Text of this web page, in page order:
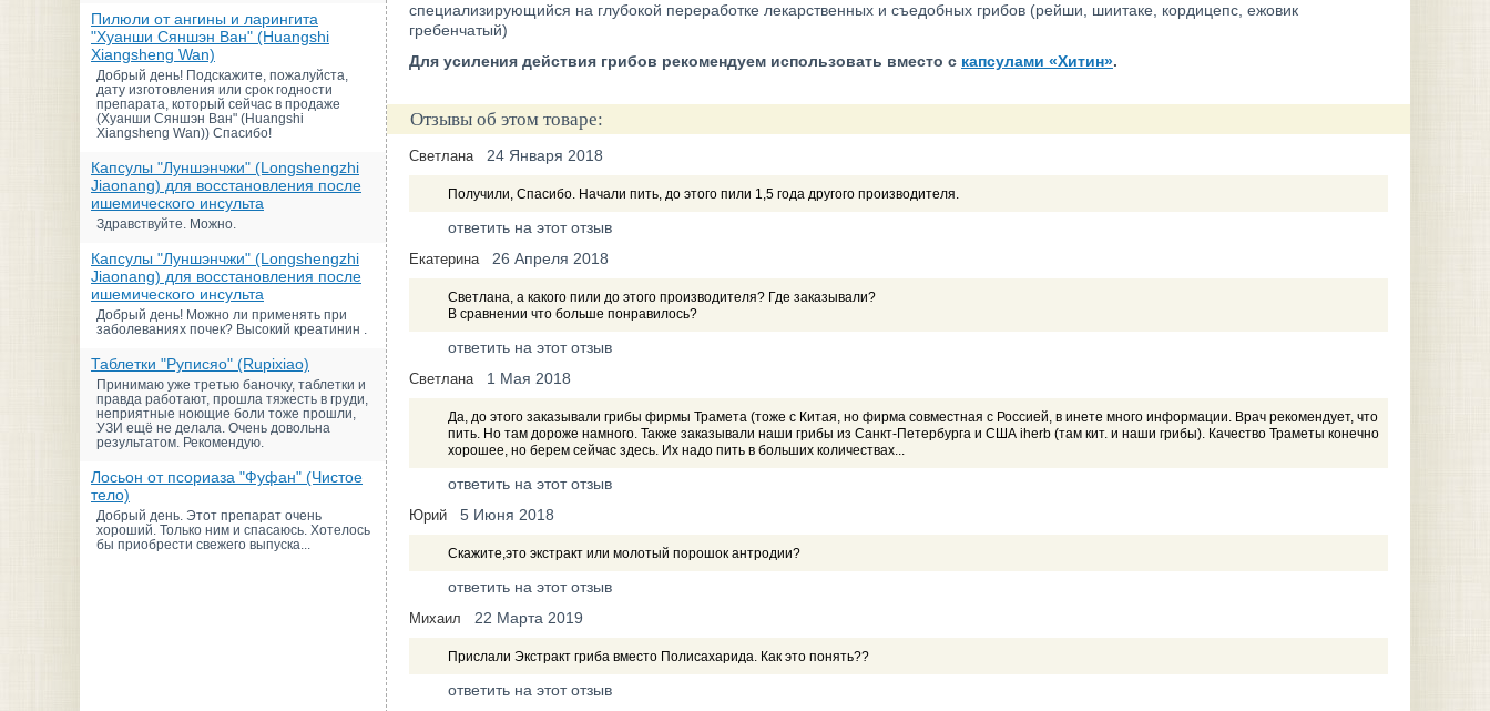
Пилюли от ангины и ларингита
"Хуанши Сяншэн Ван" (Huangshi
Xiangsheng Wan)
Добрый день! Подскажите, пожалуйста,
дату изготовления или срок годности
препарата, который сейчас в продаже
(Хуанши Сяншэн Ван" (Huangshi
Xiangsheng Wan)) Спасибо!
Капсулы "Луншэнчжи" (Longshengzhi
Jiaonang) для восстановления после
ишемического инсульта
Здравствуйте. Можно.
Капсулы "Луншэнчжи" (Longshengzhi
Jiaonang) для восстановления после
ишемического инсульта
Добрый день! Можно ли применять при
заболеваниях почек? Высокий креатинин .
Таблетки "Руписяо" (Rupixiao)
Принимаю уже третью баночку, таблетки и
правда работают, прошла тяжесть в груди,
неприятные ноющие боли тоже прошли,
УЗИ ещё не делала. Очень довольна
результатом. Рекомендую.
Лосьон от псориаза "Фуфан" (Чистое
тело)
Добрый день. Этот препарат очень
хороший. Только ним и спасаюсь. Хотелось
бы приобрести свежего выпуска...
специализирующийся на глубокой переработке лекарственных и съедобных грибов (рейши, шиитаке, кордицепс, ежовик
гребенчатый)
Для усиления действия грибов рекомендуем использовать вместо с капсулами «Хитин».
Отзывы об этом товаре:
Светлана 24 Января 2018
Получили, Спасибо. Начали пить, до этого пили 1,5 года другого производителя.
ответить на этот отзыв
Екатерина 26 Апреля 2018
Светлана, а какого пили до этого производителя? Где заказывали?
В сравнении что больше понравилось?
ответить на этот отзыв
Светлана 1 Мая 2018
Да, до этого заказывали грибы фирмы Трамета (тоже с Китая, но фирма совместная с Россией, в инете много информации. Врач рекомендует, что
пить. Но там дороже намного. Также заказывали наши грибы из Санкт-Петербурга и США iherb (там кит. и наши грибы). Качество Траметы конечно
хорошее, но берем сейчас здесь. Их надо пить в больших количествах...
ответить на этот отзыв
Юрий 5 Июня 2018
Скажите,это экстракт или молотый порошок антродии?
ответить на этот отзыв
Михаил 22 Марта 2019
Прислали Экстракт гриба вместо Полисахарида. Как это понять??
ответить на этот отзыв